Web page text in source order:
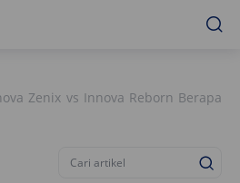
Zenix vs Innova Reborn Berapa